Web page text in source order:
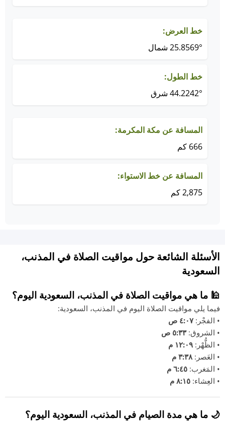
خط العرض:
25.8569° شمال
خط الطول:
44.2242° شرق
المسافة عن مكة المكرمة:
666 كم
المسافة عن خط الاستواء:
2,875 كم
الأسئلة الشائعة حول مواقيت الصلاة في المذنب،
السعودية
🕌 ما هي مواقيت الصلاة في المذنب، السعودية اليوم؟
فيما يلي مواقيت الصلاة اليوم في المذنب، السعودية:
• الفجْر:٤:٠٧ ص
• الشروق:٥:٣٣ ص
• الظُّهْر: ١٢:٠٩ م
• العَصر:٣:٣٨ م
• المَغرب: ٦:٤٥ م
• العِشاء: ٨:١٥ م
🌙 ما هي مدة الصيام في المذنب، السعودية اليوم؟